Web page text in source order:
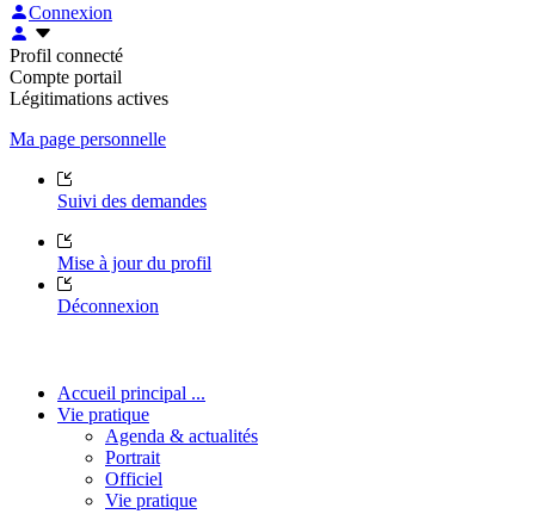
Connexion
Profil connecté
Compte portail
Légitimations actives
Ma page personnelle
Suivi des demandes
Mise à jour du profil
Déconnexion
Accueil principal ...
Vie pratique
Agenda & actualités
Portrait
Officiel
Vie pratique